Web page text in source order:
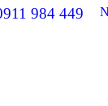
984 449